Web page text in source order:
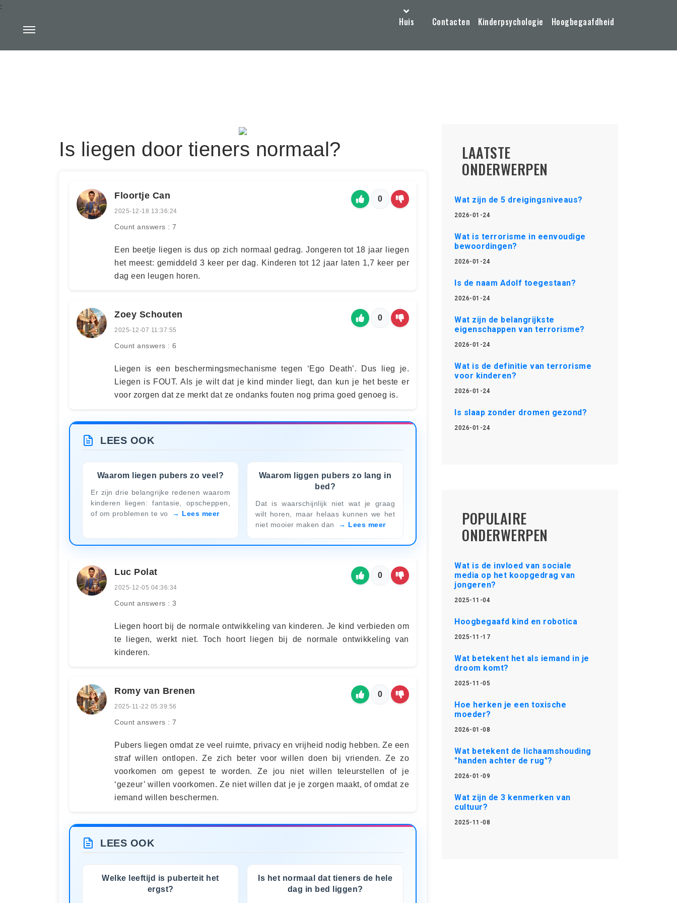
Huis Contacten Kinderpsychologie Hoogbegaafdheid
:
Is liegen door tieners normaal?
Floortje Can
2025-12-18 13:36:24
Count answers : 7
0
Een beetje liegen is dus op zich normaal gedrag. Jongeren tot 18 jaar liegen
het meest: gemiddeld 3 keer per dag. Kinderen tot 12 jaar laten 1,7 keer per
dag een leugen horen.
Zoey Schouten
2025-12-07 11:37:55
Count answers : 6
0
Liegen is een beschermingsmechanisme tegen ‘Ego Death’. Dus lieg je.
Liegen is FOUT. Als je wilt dat je kind minder liegt, dan kun je het beste er
voor zorgen dat ze merkt dat ze ondanks fouten nog prima goed genoeg is.
LEES OOK
Waarom liegen pubers zo veel?
Er zijn drie belangrijke redenen waarom
kinderen liegen: fantasie, opscheppen,
of om problemen te vo
Lees meer
Waarom liggen pubers zo lang in
bed?
Dat is waarschijnlijk niet wat je graag
wilt horen, maar helaas kunnen we het
niet mooier maken dan
Lees meer
Luc Polat
2025-12-05 04:36:34
Count answers : 3
0
Liegen hoort bij de normale ontwikkeling van kinderen. Je kind verbieden om
te liegen, werkt niet. Toch hoort liegen bij de normale ontwikkeling van
kinderen.
Romy van Brenen
2025-11-22 05:39:56
Count answers : 7
0
Pubers liegen omdat ze veel ruimte, privacy en vrijheid nodig hebben. Ze een
straf willen ontlopen. Ze zich beter voor willen doen bij vrienden. Ze zo
voorkomen om gepest te worden. Ze jou niet willen teleurstellen of je
‘gezeur’ willen voorkomen. Ze niet willen dat je je zorgen maakt, of omdat ze
iemand willen beschermen.
LEES OOK
Welke leeftijd is puberteit het
ergst?
Is het normaal dat tieners de hele
dag in bed liggen?
LAATSTE
ONDERWERPEN
Wat zijn de 5 dreigingsniveaus?
2026-01-24
Wat is terrorisme in eenvoudige
bewoordingen?
2026-01-24
Is de naam Adolf toegestaan?
2026-01-24
Wat zijn de belangrijkste
eigenschappen van terrorisme?
2026-01-24
Wat is de definitie van terrorisme
voor kinderen?
2026-01-24
Is slaap zonder dromen gezond?
2026-01-24
POPULAIRE
ONDERWERPEN
Wat is de invloed van sociale
media op het koopgedrag van
jongeren?
2025-11-04
Hoogbegaafd kind en robotica
2025-11-17
Wat betekent het als iemand in je
droom komt?
2025-11-05
Hoe herken je een toxische
moeder?
2026-01-08
Wat betekent de lichaamshouding
"handen achter de rug"?
2026-01-09
Wat zijn de 3 kenmerken van
cultuur?
2025-11-08